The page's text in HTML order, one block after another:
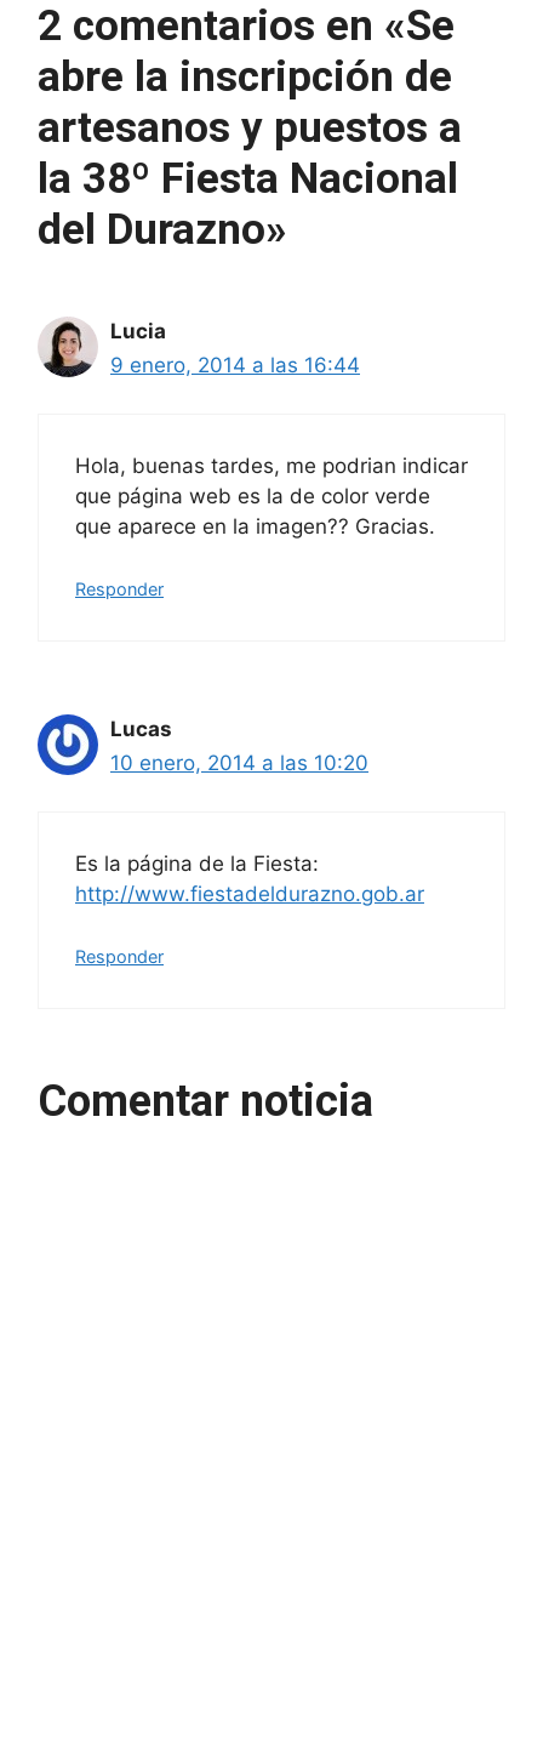
2 comentarios en «Se
abre la inscripción de
artesanos y puestos a
la 38º Fiesta Nacional
del Durazno»
Lucia
9 enero, 2014 a las 16:44
Hola, buenas tardes, me podrian indicar
que página web es la de color verde
que aparece en la imagen?? Gracias.
Responder
Lucas
10 enero, 2014 a las 10:20
Es la página de la Fiesta:
http://www.fiestadeldurazno.gob.ar
Responder
Comentar noticia